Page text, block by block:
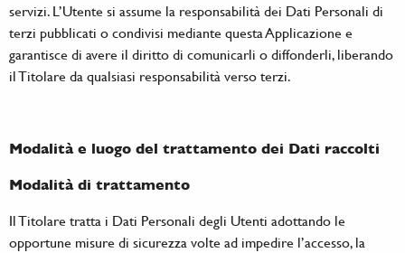
servizi. L’Utente si assume la responsabilità dei Dati Personali di
terzi pubblicati o condivisi mediante questa Applicazione e
garantisce di avere il diritto di comunicarli o diffonderli, liberando
il Titolare da qualsiasi responsabilità verso terzi.
Modalità e luogo del trattamento dei Dati raccolti
Modalità di trattamento
Il Titolare tratta i Dati Personali degli Utenti adottando le
opportune misure di sicurezza volte ad impedire l’accesso, la